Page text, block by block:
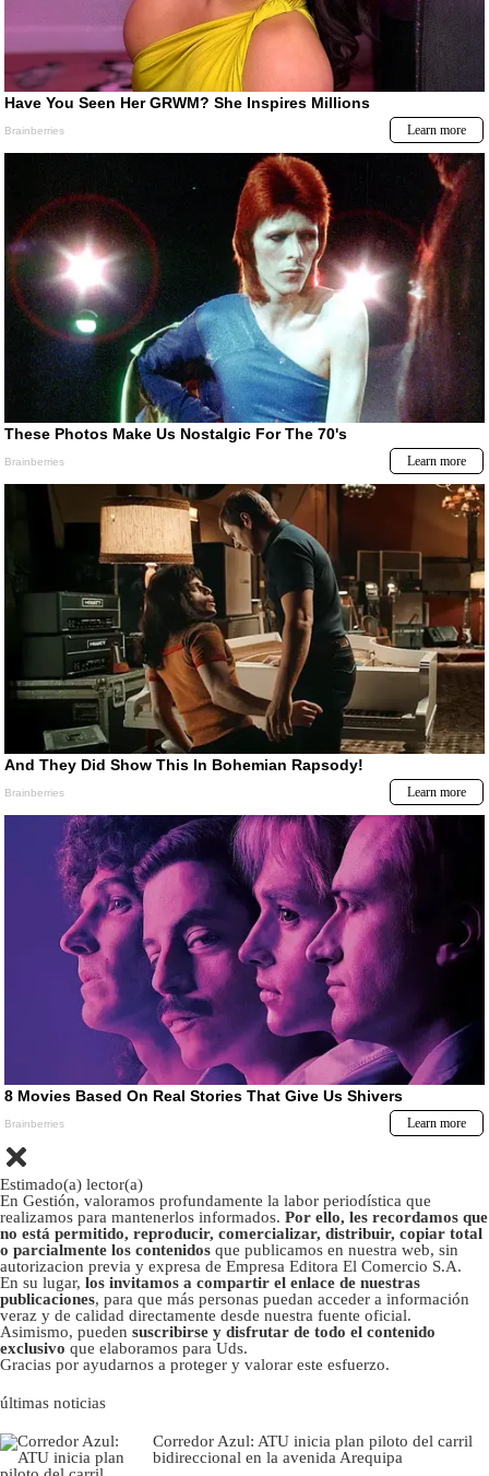
Estimado(a) lector(a)
En Gestión, valoramos profundamente la labor periodística que
realizamos para mantenerlos informados. Por ello, les recordamos que
no está permitido, reproducir, comercializar, distribuir, copiar total
o parcialmente los contenidos que publicamos en nuestra web, sin
autorizacion previa y expresa de Empresa Editora El Comercio S.A.
En su lugar, los invitamos a compartir el enlace de nuestras
publicaciones, para que más personas puedan acceder a información
veraz y de calidad directamente desde nuestra fuente oficial.
Asimismo, pueden suscribirse y disfrutar de todo el contenido
exclusivo que elaboramos para Uds.
Gracias por ayudarnos a proteger y valorar este esfuerzo.
últimas noticias
Corredor Azul: ATU inicia plan piloto del carril
bidireccional en la avenida Arequipa